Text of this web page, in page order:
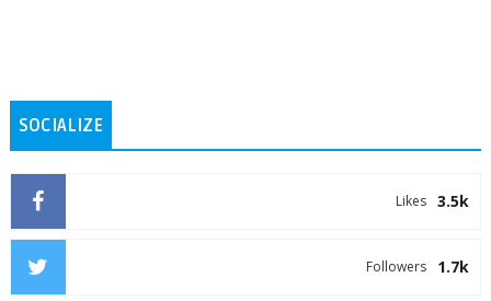
SOCIALIZE
3.5k
Likes
1.7k
Followers